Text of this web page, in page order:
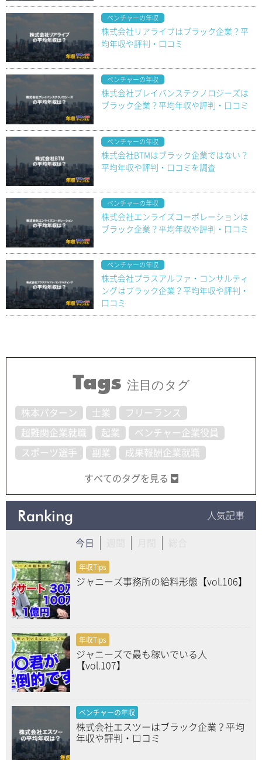
ベンチャーの年収
株式会社リアライブはブラック企業？平
均年収や評判・口コミ
ベンチャーの年収
株式会社ブレイバンステクノロジーズは
ブラック企業？平均年収や評判・口コミ
ベンチャーの年収
株式会社BTMはブラック企業ではない？
平均年収や評判・口コミを調査
ベンチャーの年収
株式会社エンライズコーポレーションは
ブラック企業？平均年収や評判・口コミ
ベンチャーの年収
株式会社プラスアルファ・コンサルティ
ングはブラック企業？平均年収や評判・
口コミ
Tags 注目のタグ
株本パターン 士業 フリーランス
超難関企業就職 起業 ベンチャー企業役員
スポーツ選手 副業 成果報酬企業就職
すべてのタグを見る
Ranking 人気記事
今日
年収Tips
ジャニーズ事務所の給料形態【vol.106】
年収Tips
ジャニーズで最も稼いでいる人
【vol.107】
ベンチャーの年収
株式会社エスツーはブラック企業？平均
年収や評判・口コミ